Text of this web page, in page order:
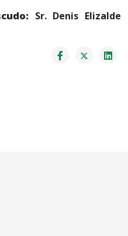
Sr. Denis Elizalde